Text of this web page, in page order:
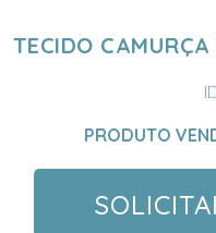
TECIDO
PRODUTO